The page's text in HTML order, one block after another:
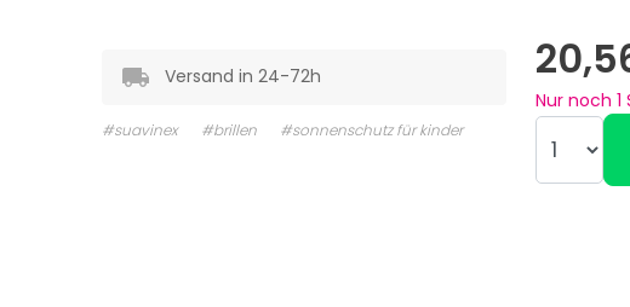
Nur noch 1
Versand in 24-72h
#suavinex #brillen #sonnenschutz für kinder